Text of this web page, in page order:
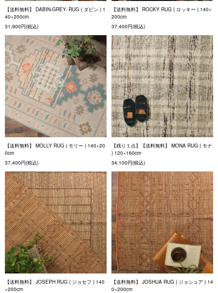
【送料無料】 DABIN-GREY- RUG ( ダビン ) 1
40×200cm
31,900円(税込)
【送料無料】 ROCKY RUG ( ロッキー ) 140×
200cm
37,400円(税込)
【送料無料】 MOLLY RUG ( モリー ) 140×20
0cm
37,400円(税込)
【残り１点】【送料無料】 MONA RUG ( モナ
) 120×160cm
34,100円(税込)
【送料無料】 JOSEPH RUG ( ジョセフ ) 140
×200cm
【送料無料】 JOSHUA RUG ( ジョシュア ) 14
0×200cm